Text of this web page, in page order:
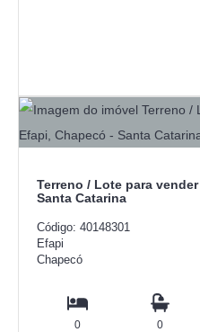
Terreno / Lote para
Santa Catarina
Código: 40148301
Efapi
Chapecó
0
0